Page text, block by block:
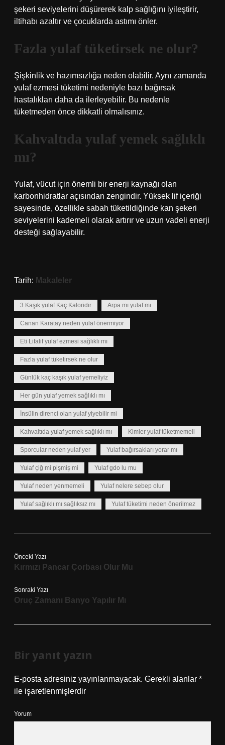
şekeri seviyelerini düşürerek kalp sağlığını iyileştirir,
iltihabı azaltır ve çocuklarda astımı önler.
Fazla yulaf tüketirsek ne olur?
Şişkinlik ve hazımsızlığa neden olabilir. Aynı zamanda
yulaf ezmesi tüketimi nedeniyle bazı bağırsak
hastalıkları daha da ilerleyebilir. Bu nedenle
tüketmeden önce dikkatli olmalısınız.
Kahvaltıda yulaf yemek sağlıklı
mı?
Yulaf, vücut için önemli bir enerji kaynağı olan
karbonhidratlar açısından zengindir. Yüksek lif içeriği
sayesinde, özellikle sabah tüketildiğinde kan şekeri
seviyelerini kademeli olarak artırır ve uzun vadeli enerji
desteği sağlayabilir.
Tarih: Makaleler
3 Kaşık yulaf Kaç Kaloridir Arpa mı yulaf mı
Canan Karatay neden yulaf önermiyor
Eti Lifalif yulaf ezmesi sağlıklı mı
Fazla yulaf tüketirsek ne olur
Günlük kaç kaşık yulaf yemeliyiz
Her gün yulaf yemek sağlıklı mı
İnsülin direnci olan yulaf yiyebilir mi
Kahvaltıda yulaf yemek sağlıklı mı Kimler yulaf tüketmemeli
Sporcular neden yulaf yer Yulaf bağırsakları yorar mı
Yulaf çiğ mi pişmiş mi Yulaf gdo lu mu
Yulaf neden yenmemeli Yulaf nelere sebep olur
Yulaf sağlıklı mı sağlıksız mı Yulaf tüketimi neden önerilmez
Önceki Yazı
Kırmızı Pancar Çorbası Olur Mu
Sonraki Yazı
Oruç Zamanı Banyo Yapılır Mı
Bir yanıt yazın
E-posta adresiniz yayınlanmayacak. Gerekli alanlar *
ile işaretlenmişlerdir
Yorum